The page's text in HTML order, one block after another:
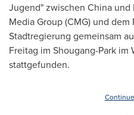
Jugend" zwischen China und
Media Group (CMG) und
Stadtregierung gemeinsam
Freitag im Shougang-Park im
stattgefunden.